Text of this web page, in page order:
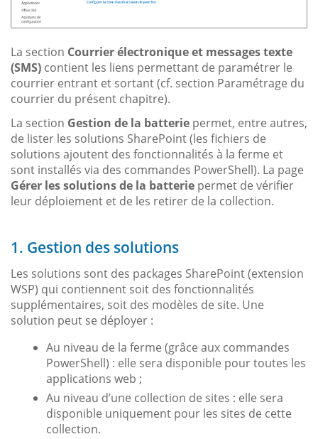
La section Courrier électronique et messages texte
(SMS) contient les liens permettant de paramétrer le
courrier entrant et sortant (cf. section Paramétrage du
courrier du présent chapitre).
La section Gestion de la batterie permet, entre autres,
de lister les solutions SharePoint (les fichiers de
solutions ajoutent des fonctionnalités à la ferme et
sont installés via des commandes PowerShell). La page
Gérer les solutions de la batterie permet de vérifier
leur déploiement et de les retirer de la collection.
1. Gestion des solutions
Les solutions sont des packages SharePoint (extension
WSP) qui contiennent soit des fonctionnalités
supplémentaires, soit des modèles de site. Une
solution peut se déployer :
Au niveau de la ferme (grâce aux commandes
PowerShell) : elle sera disponible pour toutes les
applications web ;
Au niveau d’une collection de sites : elle sera
disponible uniquement pour les sites de cette
collection.